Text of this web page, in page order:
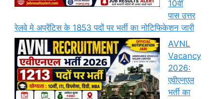
10वीं
पास उत्तर
रेलवे मे अप्रेंटिस के 1853 पदों पर भर्ती का नोटिफिकेशन जारी
AVNL
Vacancy
2026:
एवीएनएल
भर्ती का